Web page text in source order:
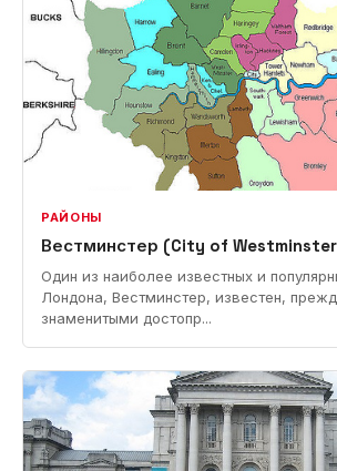
РАЙОНЫ
Вестминстер (City of
Один из наиболее известных и
Лондона, Вестминстер, известен,
знаменитыми достопр...